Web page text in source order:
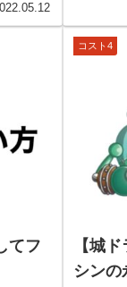
てフ
コスト4
【城
シンの